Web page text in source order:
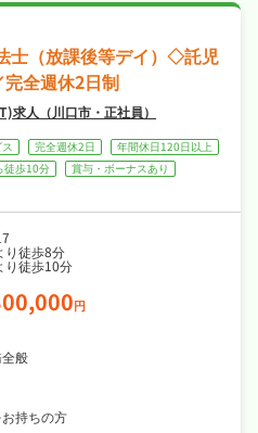
士（放課後等デイ）◇託児
全週休2日制
求人（川口市・正社員）
完全週休2日
年間休日120日以上
徒歩10分
賞与・ボーナスあり
り徒歩8分
り徒歩10分
円
般
持ちの方